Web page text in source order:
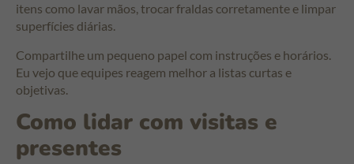
itens como lavar mãos, trocar fraldas corretamente e limpar
superfícies diárias.
Compartilhe um pequeno papel com instruções e horários.
Eu vejo que equipes reagem melhor a listas curtas e
objetivas.
Como lidar com visitas e
presentes